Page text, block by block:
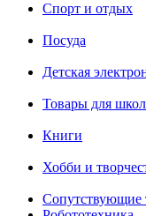
Спорт и отдых
Посуда
Детская
Товары для
Книги
Хобби и
Сопутствующие